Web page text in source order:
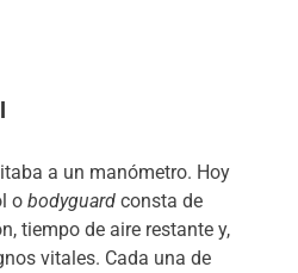
a un manómetro. Hoy
o bodyguard consta de
tiempo de aire restante y,
vitales. Cada una de